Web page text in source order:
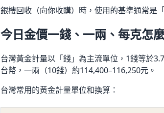
銀樓回收（向你收購）時，使用的基準通常是
今日金價一錢、一兩、每克怎
台灣黃金計量以「錢」為主流單位，1錢等於
台幣，一兩（10錢）約114,400–116,250元。
台灣常用的黃金計量單位和換算：